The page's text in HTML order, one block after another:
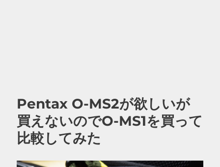
Pentax O-MS2が欲しいが
買えないのでO-MS1を買って
比較してみた